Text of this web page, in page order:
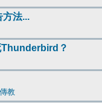
方法...
？
教